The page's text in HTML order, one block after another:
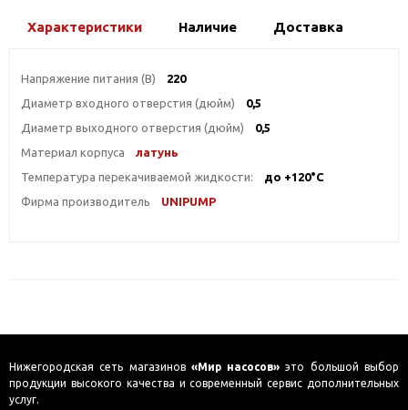
Характеристики Наличие Доставка
Напряжение питания (В)
220
Диаметр входного отверстия (дюйм)
0,5
Диаметр выходного отверстия (дюйм)
0,5
Материал корпуса
латунь
Температура перекачиваемой жидкости:
до +120°С
Фирма производитель
UNIPUMP
Нижегородская сеть магазинов «Мир насосов» это большой выбор
продукции высокого качества и современный сервис дополнительных
услуг.